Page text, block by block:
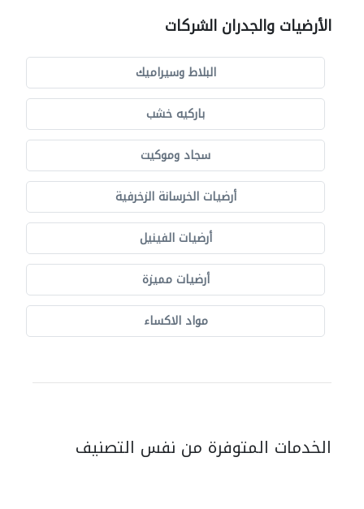
الأرضيات والجدران الشركات
البلاط وسيراميك
باركيه خشب
سجاد وموكيت
أرضيات الخرسانة الزخرفية
أرضيات الفينيل
أرضيات مميزة
مواد الاكساء
الخدمات المتوفرة من نفس التصنيف